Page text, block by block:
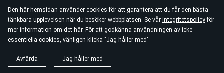
Den här hemsidan använder cookies för att garantera att du får den bästa
tänkbara upplevelsen när du besöker webbplatsen. Se vår integritetspolicyför
mer information om det här. För att godkänna användningen av icke-
essentiella cookies, vänligen klicka "Jag håller med"
Avfärda Jag håller med